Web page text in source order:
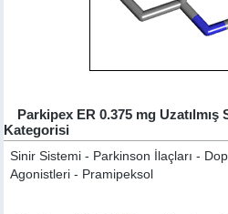
Parkipex ER 0.375 mg Uzatılmış
Kategorisi
Sinir Sistemi - Parkinson İlaçları -
Agonistleri - Pramipeksol